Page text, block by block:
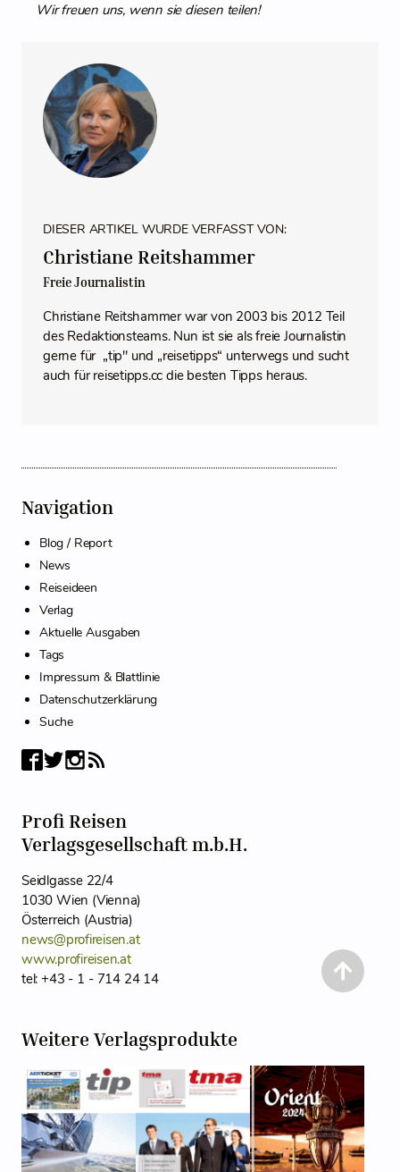
Wir freuen uns, wenn sie diesen teilen!
DIESER ARTIKEL WURDE VERFASST VON:
Christiane Reitshammer
Freie Journalistin
Christiane Reitshammer war von 2003 bis 2012 Teil
des Redaktionsteams. Nun ist sie als freie Journalistin
gerne für „tip" und „reisetipps“ unterwegs und sucht
auch für reisetipps.cc die besten Tipps heraus.
Navigation
Blog / Report
News
Reiseideen
Verlag
Aktuelle Ausgaben
Tags
Impressum & Blattlinie
Datenschutzerklärung
Suche
Profi Reisen
Verlagsgesellschaft m.b.H.
Seidlgasse 22/4
1030 Wien (Vienna)
Österreich (Austria)
news@profireisen.at
www.profireisen.at
tel: +43 - 1 - 714 24 14
Weitere Verlagsprodukte